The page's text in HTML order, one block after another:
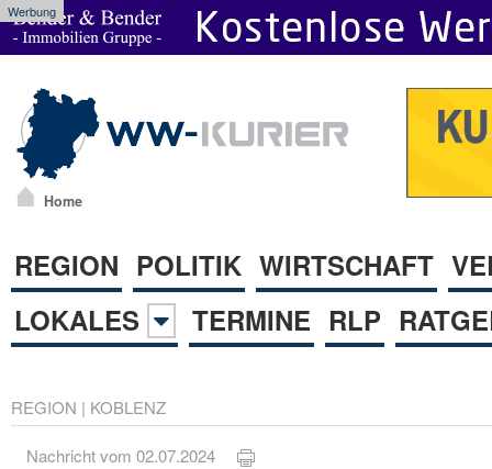
Werbung
Home
REGION POLITIK WIRTSCHAFT
LOKALES
TERMINE RLP
REGION | KOBLENZ
Nachricht vom 02.07.2024